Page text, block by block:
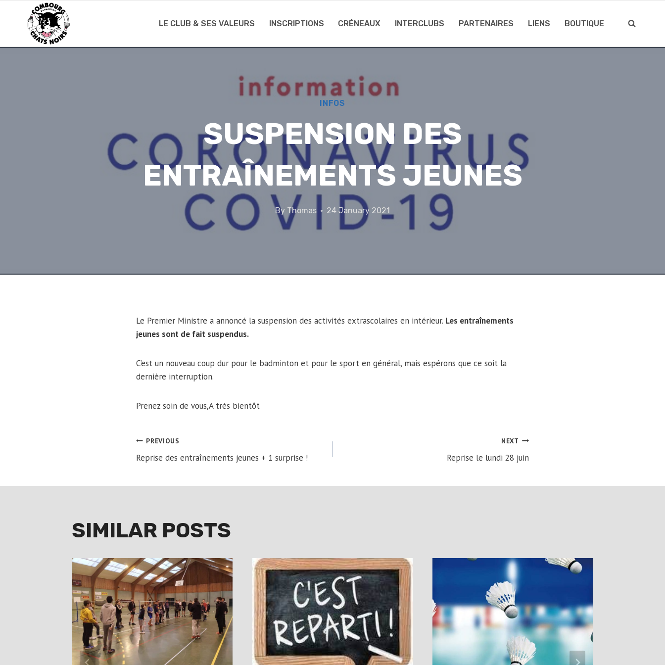
LE CLUB & SES VALEURS INSCRIPTIONS CRÉNEAUX INTERCLUBS PARTENAIRES LIENS BOUTIQUE
INFOS
SUSPENSION DES
ENTRAÎNEMENTS JEUNES
By Thomas 24 January 2021
Le Premier Ministre a annoncé la suspension des activités extrascolaires en intérieur. Les entraînements
jeunes sont de fait suspendus.
C’est un nouveau coup dur pour le badminton et pour le sport en général, mais espérons que ce soit la
dernière interruption.
Prenez soin de vous,A très bientôt
POST
NAVIGATION
PREVIOUS
Reprise des entraînements jeunes + 1 surprise !
NEXT
Reprise le lundi 28 juin
SIMILAR POSTS